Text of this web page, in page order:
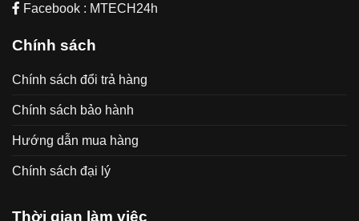
Facebook : MTECH24h
Chính sách
Chính sách đổi trả hàng
Chính sách bảo hành
Hướng dẫn mua hàng
Chính sách đại lý
Thời gian làm việc